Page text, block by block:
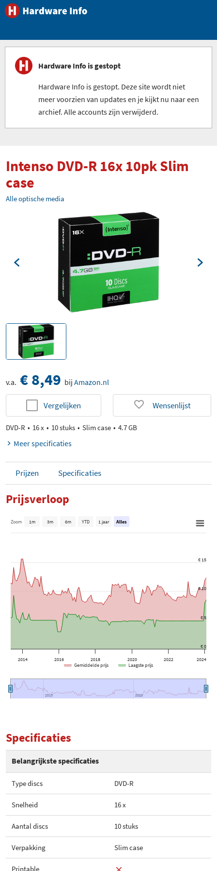
Hardware Info is gestopt
Hardware Info is gestopt. Deze site wordt niet
meer voorzien van updates en je kijkt nu naar een
archief. Alle accounts zijn verwijderd.
Intenso DVD-R 16x 10pk Slim
case
Alle optische media
v.a. € 8,49 bij Amazon.nl
Vergelijken Wensenlijst
DVD-R 16 x 10 stuks Slim case 4.7 GB
Meer specificaties
Prijzen Specificaties
Prijsverloop
2014 2016 2018 2020 2022 2024
2015
2015 2020
2020
€ 0
€ 10
€ 5
€ 15
Zoom 1m 3m 6m YTD 1 jaar Alles
Gemiddelde prijs Laagste prijs
Specificaties
Belangrijkste specificaties
Type discs DVD-R
Snelheid 16 x
Aantal discs 10 stuks
Verpakking Slim case
Printable